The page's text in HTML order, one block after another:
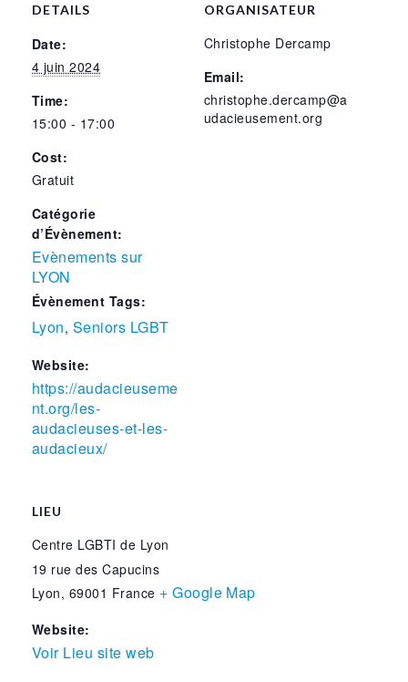
DETAILS
Date:
4 juin 2024
Time:
15:00 - 17:00
Cost:
Gratuit
Catégorie
d’Évènement:
Evènements sur
LYON
Évènement Tags:
Lyon, Seniors LGBT
Website:
https://audacieuseme
nt.org/les-
audacieuses-et-les-
audacieux/
LIEU
Centre LGBTI de Lyon
19 rue des Capucins
Lyon, 69001 France + Google Map
Website:
Voir Lieu site web
ORGANISATEUR
Christophe Dercamp
Email:
christophe.dercamp@a
udacieusement.org